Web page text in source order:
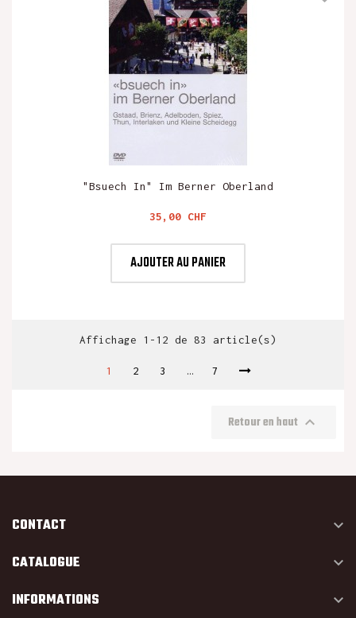
"Bsuech In" Im Berner Oberland
Prix
35,00 CHF
AJOUTER AU PANIER
Affichage 1-12 de 83 article(s)
1 2 3 … 7
Retour en haut 
CONTACT 
CATALOGUE 
INFORMATIONS 